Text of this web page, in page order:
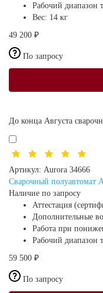
Рабочий диапазон
Вес: 14 кг
49 200 ₽
По запросу
До конца Августа
Артикул: Aurora 34666
Сварочный полуавтомат
Наличие по запросу
Аттестация
Дополнительные
Работа при
Рабочий диапазон
59 500 ₽
По запросу